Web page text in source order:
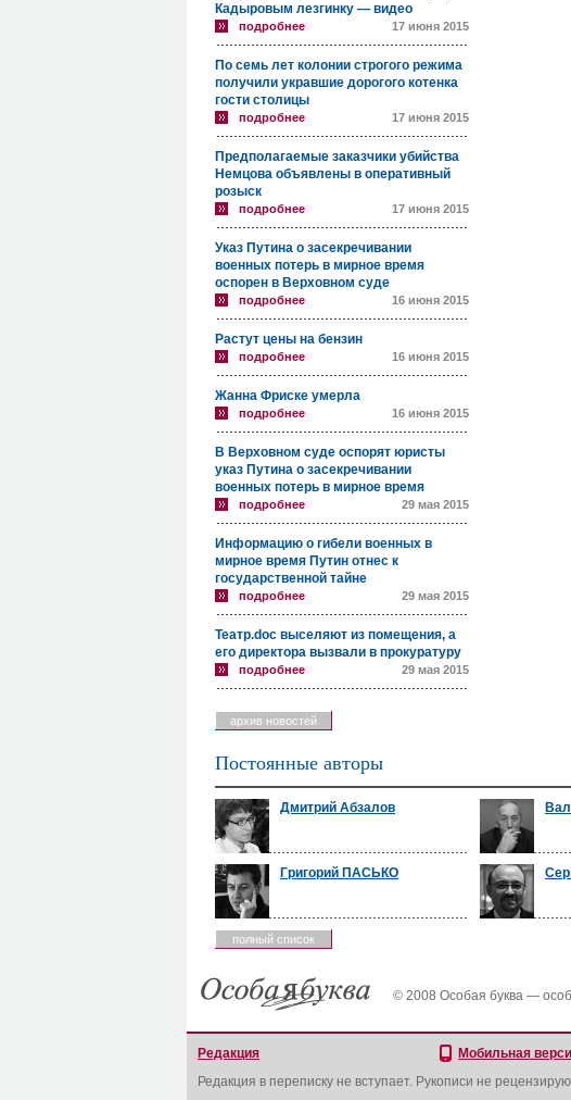
Кадыровым лезгинку — видео
подробнее 17 июня 2015
По семь лет колонии строгого режима
получили укравшие дорогого котенка
гости столицы
подробнее 17 июня 2015
Предполагаемые заказчики убийства
Немцова объявлены в оперативный
розыск
подробнее 17 июня 2015
Указ Путина о засекречивании
военных потерь в мирное время
оспорен в Верховном суде
подробнее 16 июня 2015
Растут цены на бензин
подробнее 16 июня 2015
Жанна Фриске умерла
подробнее 16 июня 2015
В Верховном суде оспорят юристы
указ Путина о засекречивании
военных потерь в мирное время
подробнее 29 мая 2015
Информацию о гибели военных в
мирное время Путин отнес к
государственной тайне
подробнее 29 мая 2015
Театр.doc выселяют из помещения, а
его директора вызвали в прокуратуру
подробнее 29 мая 2015
архив новостей
Постоянные авторы
Дмитрий Абзалов
Григорий ПАСЬКО
полный список
© 2008 Особая буква —
Редакция Мобильная
Редакция в переписку не вступает. Рукописи не